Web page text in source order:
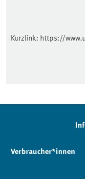
Kurzlink: https://
Verbraucher*innen